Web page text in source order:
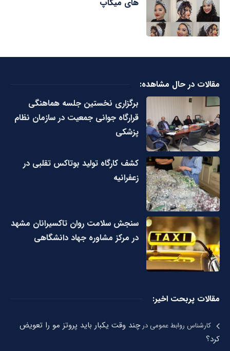
های میکاپ
مقالات در حال مشاهده:
برگزاری نخستین جلسه هماهنگی
قرارگاه جوانی جمعیت در سازمان نظام
پزشکی
کشف کارگاه تولید بوتاکس تقلبی در
زعفرانیه
سنجش سلامت روان تاکسیرانان مشهد
در مرکز مشاوره جهاد دانشگاهی
مقالات پربحت اخیر:
کارشناس روابط عمومیدرچند وقت یکبار باید پروتز مو را تعویض
کرد؟